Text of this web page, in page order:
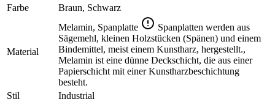
Farbe Braun, Schwarz
Material
Melamin, Spanplatte
Spanplatten werden aus
Sägemehl, kleinen Holzstücken (Spänen) und einem
Bindemittel, meist einem Kunstharz, hergestellt.,
Melamin ist eine dünne Deckschicht, die aus einer
Papierschicht mit einer Kunstharzbeschichtung
besteht.
Stil
Industrial